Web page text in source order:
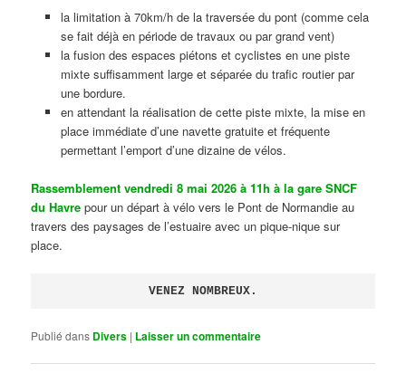
la limitation à 70km/h de la traversée du pont (comme cela
se fait déjà en période de travaux ou par grand vent)
la fusion des espaces piétons et cyclistes en une piste
mixte suffisamment large et séparée du trafic routier par
une bordure.
en attendant la réalisation de cette piste mixte, la mise en
place immédiate d’une navette gratuite et fréquente
permettant l’emport d’une dizaine de vélos.
Rassemblement vendredi 8 mai 2026 à 11h à la gare SNCF
du Havre pour un départ à vélo vers le Pont de Normandie au
travers des paysages de l’estuaire avec un pique-nique sur
place.
VENEZ NOMBREUX.
Publié dans Divers | Laisser un commentaire